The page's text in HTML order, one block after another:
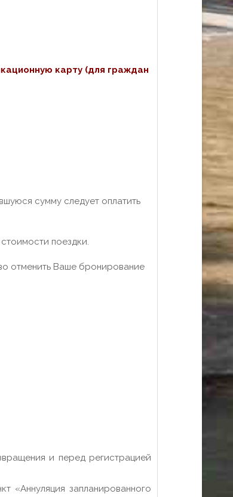
карту (для граждан
сумму следует оплатить
поездки.
отменить Ваше бронирование
и перед регистрацией
«Аннуляция запланированного